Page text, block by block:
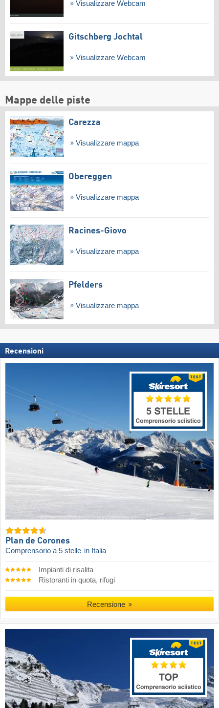
Visualizzare Webcam
Gitschberg Jochtal
Visualizzare Webcam
Mappe delle piste
Carezza
Visualizzare mappa
Obereggen
Visualizzare mappa
Racines-Giovo
Visualizzare mappa
Pfelders
Visualizzare mappa
Recensioni
Plan de Corones
Comprensorio a 5 stelle in Italia
Impianti di risalita
Ristoranti in quota, rifugi
Recensione